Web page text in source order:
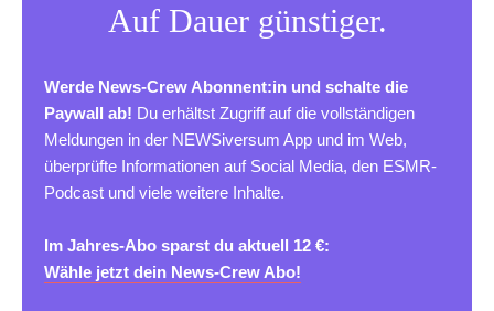
Auf Dauer günstiger.
Werde News-Crew Abonnent:in und schalte die
Paywall ab! Du erhältst Zugriff auf die vollständigen
Meldungen in der NEWSiversum App und im Web,
überprüfte Informationen auf Social Media, den ESMR-
Podcast und viele weitere Inhalte.
Im Jahres-Abo sparst du aktuell 12 €:
Wähle jetzt dein News-Crew Abo!